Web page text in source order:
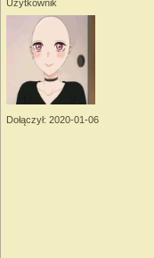
Użytkownik
Dołączył: 2020-01-06